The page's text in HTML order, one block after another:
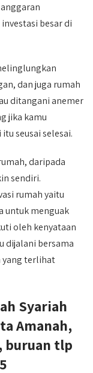
besar di
dan juga rumah
ditangani anemer
jika kamu
seusai selesai.
daripada
sendiri.
rumah yaitu
untuk menguak
oleh kenyataan
dijalani bersama
yang terlihat
Syariah
Amanah,
buruan tlp